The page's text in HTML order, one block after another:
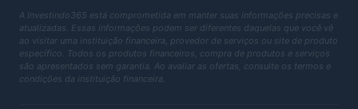
A Investindo365 está comprometida em manter suas informações precisas e
atualizadas. Essas informações podem ser diferentes daquelas que você vê
ao visitar uma instituição financeira, provedor de serviços ou site de produto
específico. Todos os produtos financeiros, compra de produtos e serviços
são apresentados sem garantia. Ao avaliar as ofertas, consulte os termos e
condições da instituição financeira.